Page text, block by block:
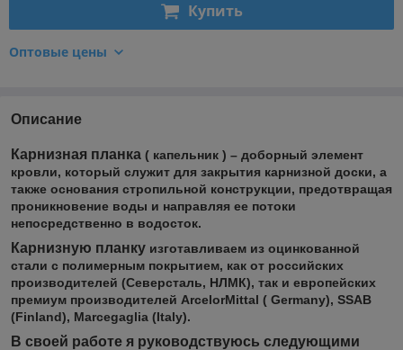
Купить
Оптовые цены
Описание
Карнизная планка ( капельник ) – доборный элемент
кровли, который служит для закрытия карнизной доски, а
также основания стропильной конструкции, предотвращая
проникновение воды и направляя ее потоки
непосредственно в водосток.
Карнизную планку изготавливаем из оцинкованной
стали с полимерным покрытием, как от российских
производителей (Северсталь, НЛМК), так и европейских
премиум производителей ArcelorMittal ( Germany), SSAB
(Finland), Marcegaglia (Italy).
В своей работе я руководствуюсь следующими